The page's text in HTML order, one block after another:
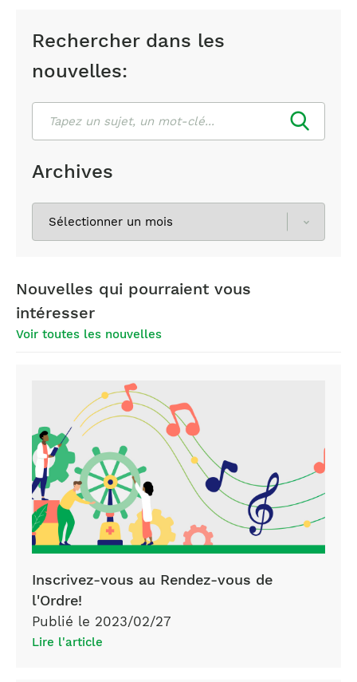
Rechercher dans les
nouvelles:
Archives
Nouvelles qui pourraient vous
intéresser
Voir toutes les nouvelles
Inscrivez-vous au Rendez-vous de
l'Ordre!
Publié le 2023/02/27
Lire l'article